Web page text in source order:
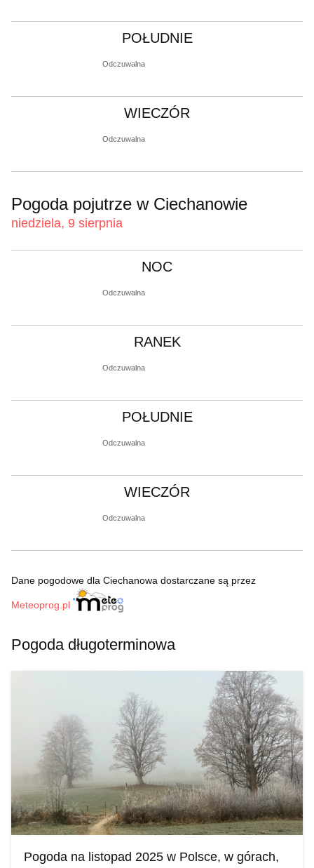
POŁUDNIE
Odczuwalna
WIECZÓR
Odczuwalna
Pogoda pojutrze w Ciechanowie
niedziela, 9 sierpnia
NOC
Odczuwalna
RANEK
Odczuwalna
POŁUDNIE
Odczuwalna
WIECZÓR
Odczuwalna
Dane pogodowe dla Ciechanowa dostarczane są przez
Meteoprog.pl
Pogoda długoterminowa
Pogoda na listopad 2025 w Polsce, w górach,